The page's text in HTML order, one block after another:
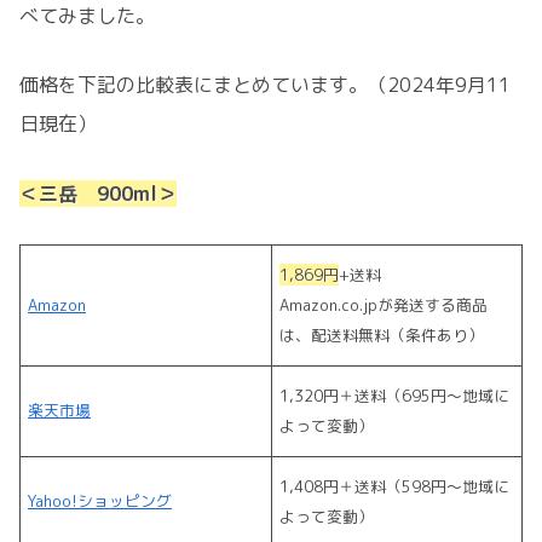
べてみました。
価格を下記の比較表にまとめています。（2024年9月11
日現在）
＜三岳 900ml＞
Amazon
1,869円+送料
Amazon.co.jpが発送する商品
は、配送料無料（条件あり）
楽天市場
1,320円＋送料（695円～地域に
よって変動）
Yahoo!ショッピング
1,408円＋送料（598円～地域に
よって変動）